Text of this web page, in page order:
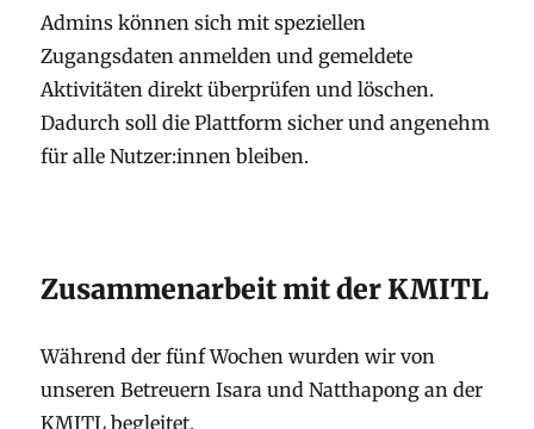
Admins können sich mit speziellen
Zugangsdaten anmelden und gemeldete
Aktivitäten direkt überprüfen und löschen.
Dadurch soll die Plattform sicher und angenehm
für alle Nutzer:innen bleiben.
Zusammenarbeit mit der KMITL
Während der fünf Wochen wurden wir von
unseren Betreuern Isara und Natthapong an der
KMITL begleitet.